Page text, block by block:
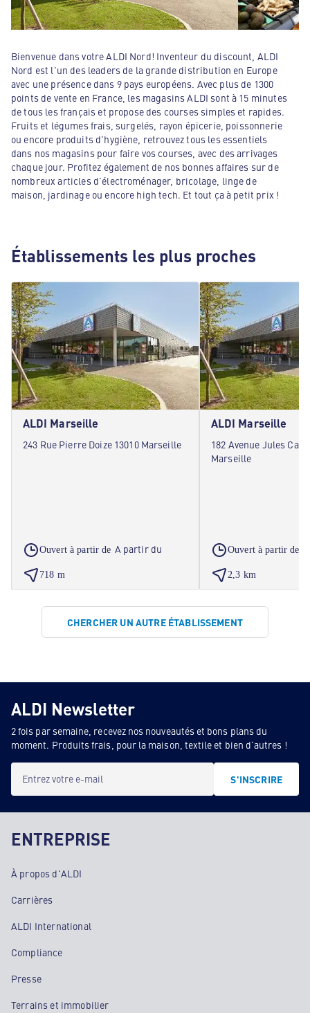
Bienvenue dans votre ALDI Nord! Inventeur du discount, ALDI
Nord est l'un des leaders de la grande distribution en Europe
avec une présence dans 9 pays européens. Avec plus de 1300
points de vente en France, les magasins ALDI sont à 15 minutes
de tous les français et propose des courses simples et rapides.
Fruits et légumes frais, surgelés, rayon épicerie, poissonnerie
ou encore produits d'hygiène, retrouvez tous les essentiels
dans nos magasins pour faire vos courses, avec des arrivages
chaque jour. Profitez également de nos bonnes affaires sur de
nombreux articles d'électroménager, bricolage, linge de
maison, jardinage ou encore high tech. Et tout ça à petit prix !
Établissements les plus proches
ALDI Marseille
243 Rue Pierre Doize 13010 Marseille
Ouvert à partir de A partir du
718 m
ALDI Marseille
182 Avenue Jules
Marseille
Ouvert à partir de
2,3 km
CHERCHER UN AUTRE ÉTABLISSEMENT
ALDI Newsletter
2 fois par semaine, recevez nos nouveautés et bons plans du
moment. Produits frais, pour la maison, textile et bien d'autres !
Entrez votre e-mail S'INSCRIRE
ENTREPRISE
À propos d'ALDI
Carrières
ALDI International
Compliance
Presse
Terrains et immobilier